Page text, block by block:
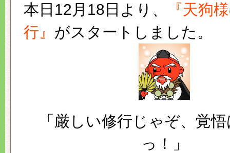
本日12月18日より、
『天狗
行』 がスタートしました。
「厳しい修行じゃぞ、覚
っ！」